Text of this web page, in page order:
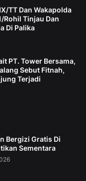
TT Dan Wakapolda
Rohil Tinjau Dan
Di Palika
PT. Tower Bersama,
Sebut Fitnah,
Terjadi
Bergizi Gratis Di
Sementara